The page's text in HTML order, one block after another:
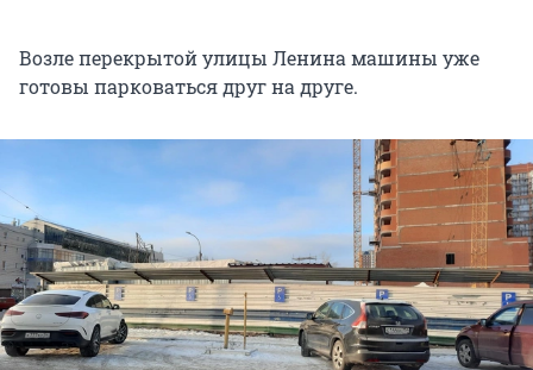
Возле перекрытой улицы Ленина машины уже
готовы парковаться друг на друге.